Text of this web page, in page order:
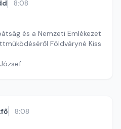
8:08
és a Nemzeti Emlékezet
Földváryné Kiss
8:08